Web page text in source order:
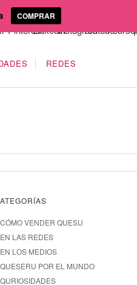
REDES
CÓMO VENDER QUESU
EN LAS REDES
EN LOS MEDIOS
QUESERU POR EL MUNDO
QURIOSIDADES
COMPRAR